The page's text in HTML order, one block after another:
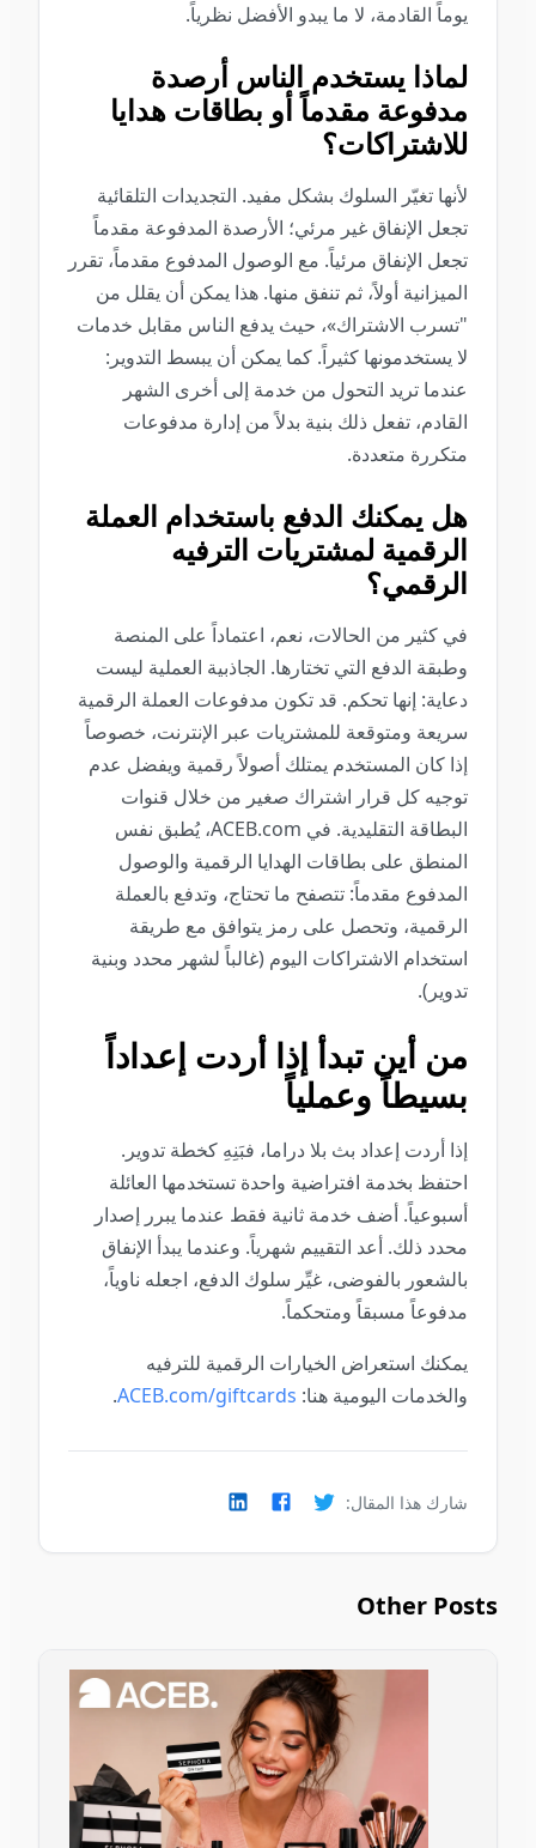
يوماً القادمة، لا ما يبدو الأفضل نظرياً.
لماذا يستخدم الناس أرصدة
مدفوعة مقدماً أو بطاقات هدايا
للاشتراكات؟
لأنها تغيّر السلوك بشكل مفيد. التجديدات التلقائية
تجعل الإنفاق غير مرئي؛ الأرصدة المدفوعة مقدماً
تجعل الإنفاق مرئياً. مع الوصول المدفوع مقدماً، تقرر
الميزانية أولاً، ثم تنفق منها. هذا يمكن أن يقلل من
"تسرب الاشتراك»، حيث يدفع الناس مقابل خدمات
لا يستخدمونها كثيراً. كما يمكن أن يبسط التدوير:
عندما تريد التحول من خدمة إلى أخرى الشهر
القادم، تفعل ذلك بنية بدلاً من إدارة مدفوعات
متكررة متعددة.
هل يمكنك الدفع باستخدام العملة
الرقمية لمشتريات الترفيه
الرقمي؟
في كثير من الحالات، نعم، اعتماداً على المنصة
وطبقة الدفع التي تختارها. الجاذبية العملية ليست
دعاية: إنها تحكم. قد تكون مدفوعات العملة الرقمية
سريعة ومتوقعة للمشتريات عبر الإنترنت، خصوصاً
إذا كان المستخدم يمتلك أصولاً رقمية ويفضل عدم
توجيه كل قرار اشتراك صغير من خلال قنوات
البطاقة التقليدية. في ACEB.com، يُطبق نفس
المنطق على بطاقات الهدايا الرقمية والوصول
المدفوع مقدماً: تتصفح ما تحتاج، وتدفع بالعملة
الرقمية، وتحصل على رمز يتوافق مع طريقة
استخدام الاشتراكات اليوم (غالباً لشهر محدد وبنية
تدوير).
من أين تبدأ إذا أردت إعداداً
بسيطاً وعملياً
إذا أردت إعداد بث بلا دراما، فبَنِهِ كخطة تدوير.
احتفظ بخدمة افتراضية واحدة تستخدمها العائلة
أسبوعياً. أضف خدمة ثانية فقط عندما يبرر إصدار
محدد ذلك. أعد التقييم شهرياً. وعندما يبدأ الإنفاق
بالشعور بالفوضى، غيِّر سلوك الدفع، اجعله ناوياً،
مدفوعاً مسبقاً ومتحكماً.
يمكنك استعراض الخيارات الرقمية للترفيه
والخدمات اليومية هنا:ACEB.com/giftcards
.
شارك هذا المقال:
Other Posts